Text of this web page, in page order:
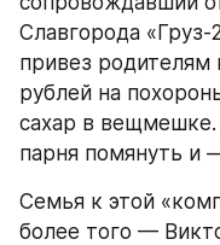
Славгорода
привез
рублей на
сахар в
парня помянуть и
Семья к этой
более того —